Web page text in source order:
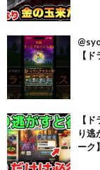
【
【
り逃
ーク】